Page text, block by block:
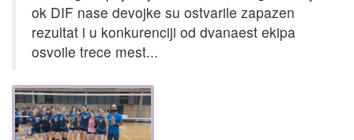
ok DIF nase devojke su ostvarile zapazen
rezultat i u konkurenciji od dvanaest ekipa
osvoile trece mest...